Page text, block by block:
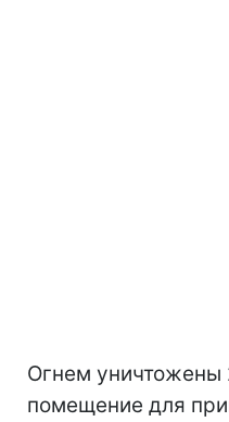
Огнем уничтожены
помещение для